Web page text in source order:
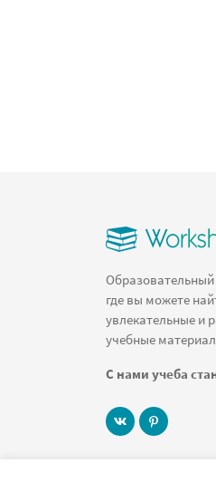
где вы можете
увлекательные и
учебные
С нами учеба